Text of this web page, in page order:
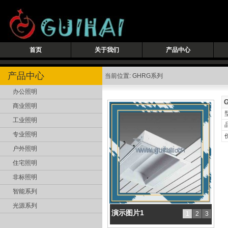
首页 关于我们 产品中心
当前位置: GHRG系列
演示图片1 1 2 3
产品中心
办公照明
商业照明
工业照明
专业照明
户外照明
住宅照明
非标照明
智能系列
光源系列